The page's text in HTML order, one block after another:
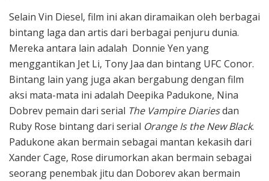
Selain Vin Diesel, film ini akan diramaikan oleh berbagai
bintang laga dan artis dari berbagai penjuru dunia.
Mereka antara lain adalah Donnie Yen yang
menggantikan Jet Li, Tony Jaa dan bintang UFC Conor.
Bintang lain yang juga akan bergabung dengan film
aksi mata-mata ini adalah Deepika Padukone, Nina
Dobrev pemain dari serial The Vampire Diariesdan
Ruby Rose bintang dari serial Orange Is the New Black.
Padukone akan bermain sebagai mantan kekasih dari
Xander Cage, Rose dirumorkan akan bermain sebagai
seorang penembak jitu dan Doborev akan bermain